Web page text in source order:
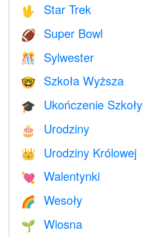
🖖 Star Trek
🏈 Super Bowl
🎊 Sylwester
🤓 Szkoła Wyższa
🎓 Ukończenie Szkoły
🎂 Urodziny
👑 Urodziny Królowej
💘 Walentynki
🌈 Wesoły
🌱 Wiosna